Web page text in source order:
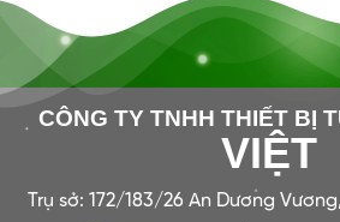
CÔNG TY TNHH THIẾT BỊ
VIỆT
Trụ sở: 172/183/26 An Dương